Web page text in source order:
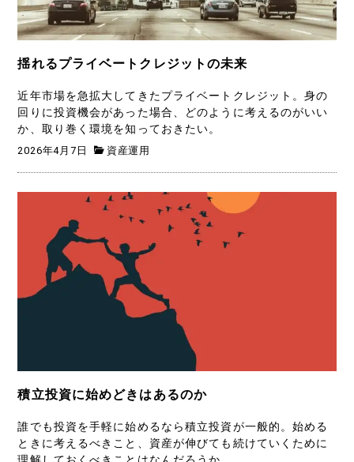
揺れるプライベートクレジットの未来
近年市場を急拡大してきたプライベートクレジット。身の
回りに投資機会があった場合、どのように考えるのがいい
か、取り巻く環境を知っておきたい。
2026年4月7日 資産運用
積立投資に始めどきはあるのか
誰でも投資を手軽に始めるなら積立投資が一般的。始める
ときに考えるべきこと、資産が伸びても続けていくために